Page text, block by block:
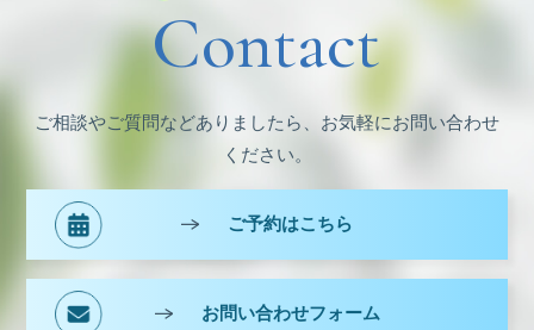
Contact
ご相談やご質問などありましたら、お気軽にお問い合わせ
ください。
ご予約はこちら
お問い合わせフォーム